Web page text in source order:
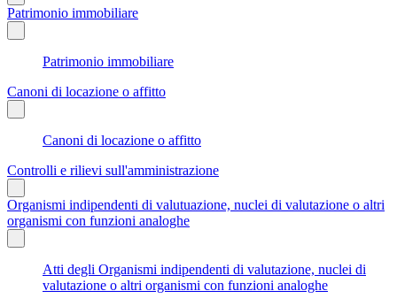
Patrimonio immobiliare
Patrimonio immobiliare
Canoni di locazione o affitto
Canoni di locazione o affitto
Controlli e rilievi sull'amministrazione
Organismi indipendenti di valutuazione, nuclei di valutazione o altri
organismi con funzioni analoghe
Atti degli Organismi indipendenti di valutazione, nuclei di
valutazione o altri organismi con funzioni analoghe